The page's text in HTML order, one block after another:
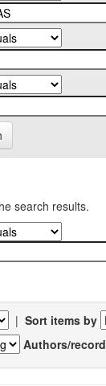
search results.
| Sort items by
Authors/record